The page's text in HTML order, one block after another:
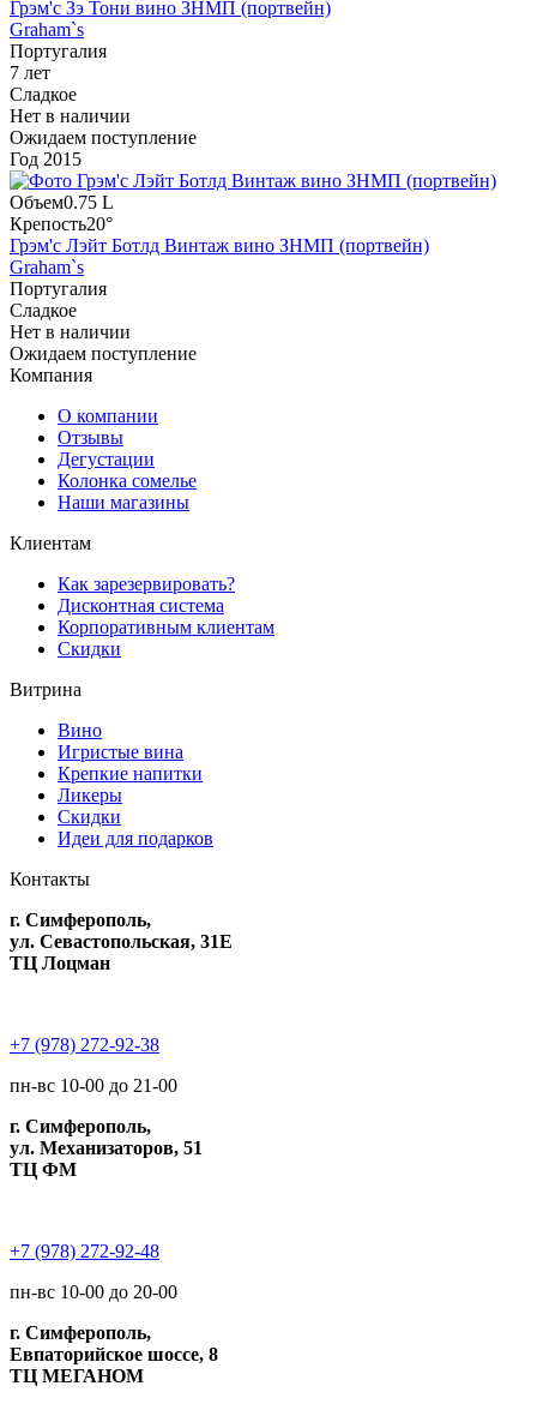
Грэм'с Зэ Тони вино ЗНМП (портвейн)
Graham`s
Португалия
7 лет
Сладкое
Нет в наличии
Ожидаем поступление
Год 2015
Объем0.75 L
Крепость20°
Грэм'с Лэйт Ботлд Винтаж вино ЗНМП (портвейн)
Graham`s
Португалия
Сладкое
Нет в наличии
Ожидаем поступление
Компания
О компании
Отзывы
Дегустации
Колонка сомелье
Наши магазины
Клиентам
Как зарезервировать?
Дисконтная система
Корпоративным клиентам
Скидки
Витрина
Вино
Игристые вина
Крепкие напитки
Ликеры
Скидки
Идеи для подарков
Контакты
г. Симферополь,
ул. Севастопольская, 31Е
ТЦ Лоцман
+7 (978) 272-92-38
пн-вс 10-00 до 21-00
г. Симферополь,
ул. Механизаторов, 51
ТЦ ФМ
+7 (978) 272-92-48
пн-вс 10-00 до 20-00
г. Симферополь,
Евпаторийское шоссе, 8
ТЦ МЕГАНОМ